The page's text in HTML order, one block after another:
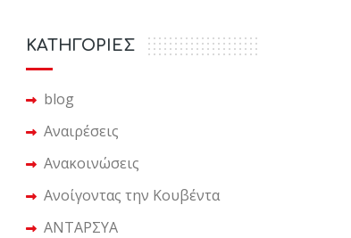
KΑΤΗΓΟΡΙΕΣ
blog
Αναιρέσεις
Ανακοινώσεις
Ανοίγοντας την Κουβέντα
ΑΝΤΑΡΣΥΑ